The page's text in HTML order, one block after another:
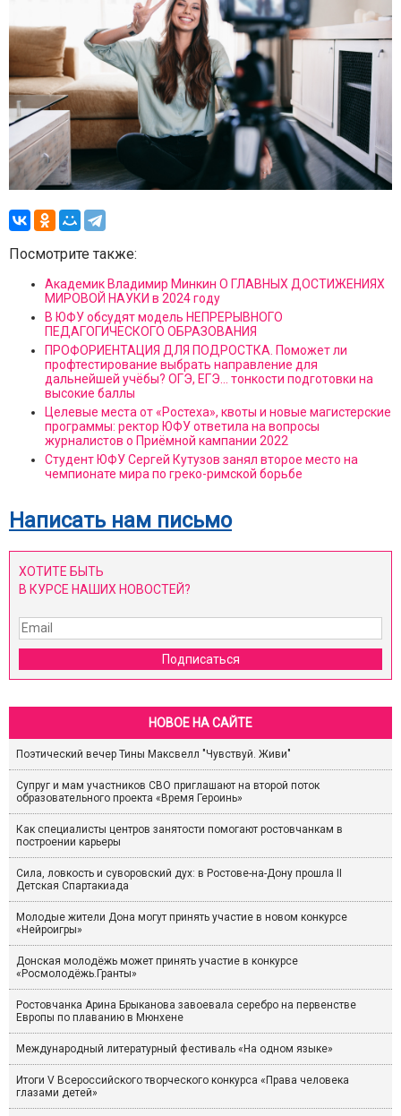
Посмотрите также:
Академик Владимир Минкин О ГЛАВНЫХ ДОСТИЖЕНИЯХ
МИРОВОЙ НАУКИ в 2024 году
В ЮФУ обсудят модель НЕПРЕРЫВНОГО
ПЕДАГОГИЧЕСКОГО ОБРАЗОВАНИЯ
ПРОФОРИЕНТАЦИЯ ДЛЯ ПОДРОСТКА. Поможет ли
профтестирование выбрать направление для
дальнейшей учёбы? ОГЭ, ЕГЭ... тонкости подготовки на
высокие баллы
Целевые места от «Ростеха», квоты и новые магистерские
программы: ректор ЮФУ ответила на вопросы
журналистов о Приёмной кампании 2022
Студент ЮФУ Сергей Кутузов занял второе место на
чемпионате мира по греко-римской борьбе
Написать нам письмо
ХОТИТЕ БЫТЬ
В КУРСЕ НАШИХ НОВОСТЕЙ?
Подписаться
НОВОЕ НА САЙТЕ
Поэтический вечер Тины Максвелл "Чувствуй. Живи"
Супруг и мам участников СВО приглашают на второй поток
образовательного проекта «Время Героинь»
Как специалисты центров занятости помогают ростовчанкам в
построении карьеры
Сила, ловкость и суворовский дух: в Ростове-на-Дону прошла II
Детская Спартакиада
Молодые жители Дона могут принять участие в новом конкурсе
«Нейроигры»
Донская молодёжь может принять участие в конкурсе
«Росмолодёжь.Гранты»
Ростовчанка Арина Брыканова завоевала серебро на первенстве
Европы по плаванию в Мюнхене
Международный литературный фестиваль «На одном языке»
Итоги V Всероссийского творческого конкурса «Права человека
глазами детей»